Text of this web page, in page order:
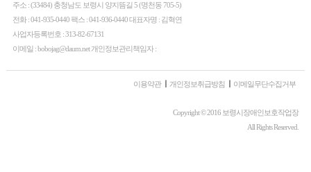
주소 : (33484) 충청남도 보령시 양지뜸길 5 (명천동 705-5)
전화 : 041-935-0440 팩스 : 041-936-0440 대표자명 : 김혁연
사업자등록번호 : 313-82-67131
이메일 : bobojag@daum.net 개인정보관리책임자 :
이용약관 개인정보취급방침 이메일무단수집거부
Copyright © 2016 보령시장애인보호작업장
All Rights Reserved.